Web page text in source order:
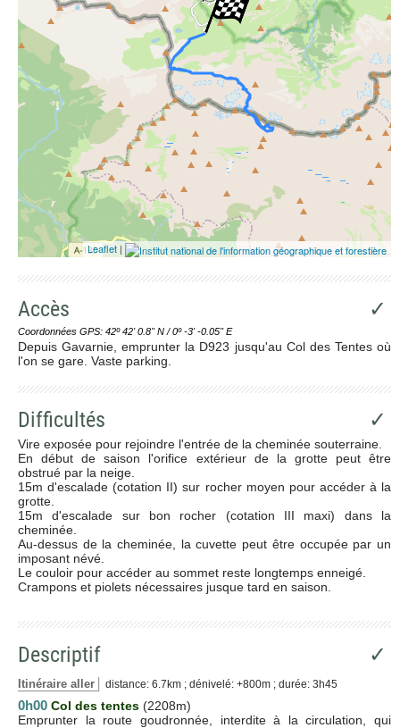
Leaflet |
Accès ✓
Coordonnées GPS: 42º 42' 0.8'' N / 0º -3' -0.05'' E
Depuis Gavarnie, emprunter la D923 jusqu'au Col des Tentes où
l'on se gare. Vaste parking.
Difficultés ✓
Vire exposée pour rejoindre l'entrée de la cheminée souterraine.
En début de saison l'orifice extérieur de la grotte peut être
obstrué par la neige.
15m d'escalade (cotation II) sur rocher moyen pour accéder à la
grotte.
15m d'escalade sur bon rocher (cotation III maxi) dans la
cheminée.
Au-dessus de la cheminée, la cuvette peut être occupée par un
imposant névé.
Le couloir pour accéder au sommet reste longtemps enneigé.
Crampons et piolets nécessaires jusque tard en saison.
Descriptif ✓
Itinéraire aller distance: 6.7km ; dénivelé: +800m ; durée: 3h45
0h00 Col des tentes (2208m)
Emprunter la route goudronnée, interdite à la circulation, qui